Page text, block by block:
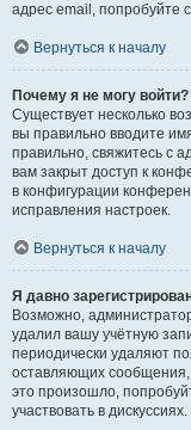
адрес email, попробуйте
Вернуться к началу
Почему я не могу войти?
Существует несколько
вы правильно вводите
правильно, свяжитесь с
вам закрыт доступ к
в конфигурации
исправления настроек.
Вернуться к началу
Я давно
Возможно,
удалил вашу учётную
периодически удаляют
оставляющих
это произошло,
участвовать в дискуссиях.